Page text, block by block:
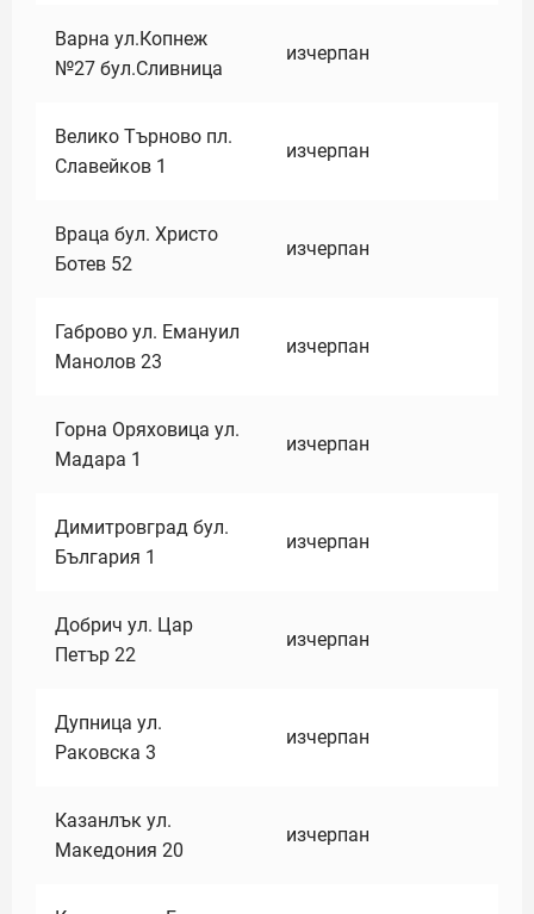
Варна ул.Копнеж
№27 бул.Сливница
изчерпан
Велико Търново пл.
Славейков 1
изчерпан
Враца бул. Христо
Ботев 52
изчерпан
Габрово ул. Емануил
Манолов 23
изчерпан
Горна Оряховица ул.
Мадара 1
изчерпан
Димитровград бул.
България 1
изчерпан
Добрич ул. Цар
Петър 22
изчерпан
Дупница ул.
Раковска 3
изчерпан
Казанлък ул.
Македония 20
изчерпан